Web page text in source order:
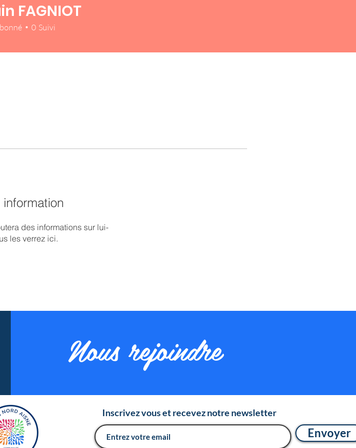
des informations sur lui-
les verrez ici.
FAGNIOT
0 Suivi
Nous rejoindre
Inscrivez vous et recevez notre newsletter
Envoyer